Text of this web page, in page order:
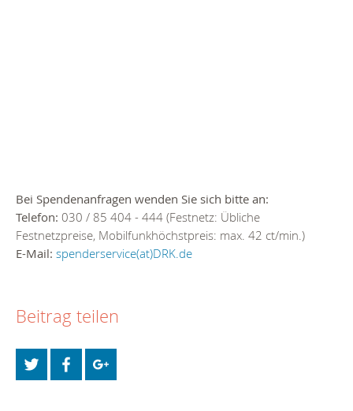
Bei Spendenanfragen wenden Sie sich bitte an:
Telefon: 030 / 85 404 - 444 (Festnetz: Übliche
Festnetzpreise, Mobilfunkhöchstpreis: max. 42 ct/min.)
E-Mail: spenderservice(at)DRK.de
Beitrag teilen